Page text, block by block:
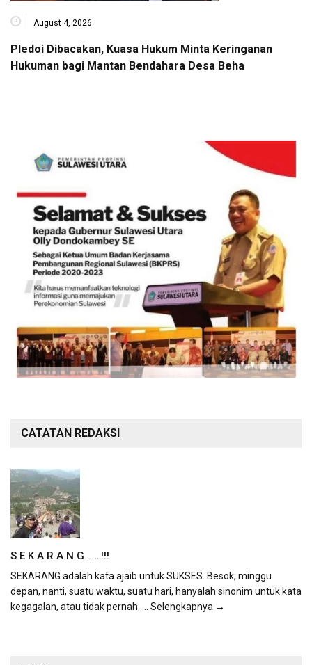
August 4, 2026
Pledoi Dibacakan, Kuasa Hukum Minta Keringanan
Hukuman bagi Mantan Bendahara Desa Beha
CATATAN REDAKSI
S E K A R A N G ……!!!
SEKARANG adalah kata ajaib untuk SUKSES. Besok, minggu
depan, nanti, suatu waktu, suatu hari, hanyalah sinonim untuk kata
kegagalan, atau tidak pernah. ... Selengkapnya →